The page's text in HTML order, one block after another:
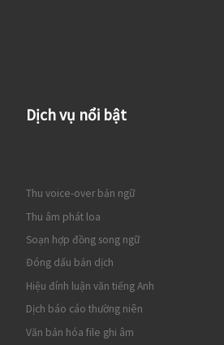
Dịch vụ nổi bật
Thu voice-over bản ngữ
Thu âm phát loa
Soạn hợp đồng song ngữ
Đóng dấu bản dịch
Hiệu đính luận văn tiếng Anh
Dịch báo cáo thường niên
Văn bản hóa file ghi âm